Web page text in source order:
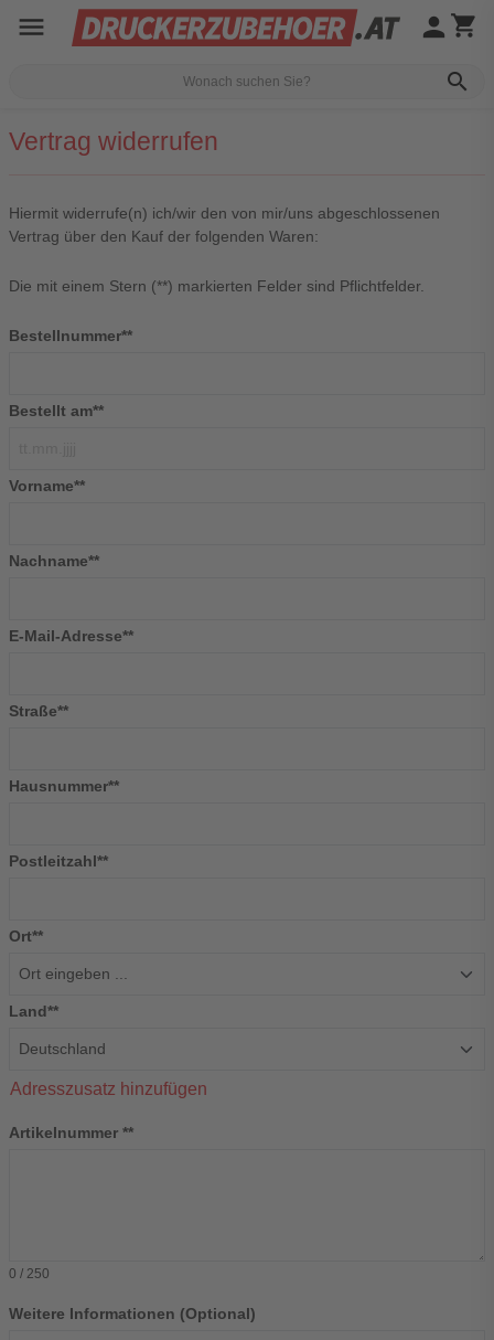
menu
search
person shopping_cart
Vertrag widerrufen
Hiermit widerrufe(n) ich/wir den von mir/uns abgeschlossenen
Vertrag über den Kauf der folgenden Waren:
Die mit einem Stern (**) markierten Felder sind Pflichtfelder.
Bestellnummer**
Bestellt am**
Vorname**
Nachname**
E-Mail-Adresse**
Straße**
Hausnummer**
Postleitzahl**
Ort**
Land**
Adresszusatz hinzufügen
Artikelnummer
0 / 250
Weitere Informationen (Optional)